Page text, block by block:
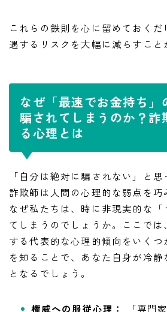
これらの鉄則を心に留めておく
遇するリスクを大幅に減らすこと
なぜ「最速でお金持ち」
騙されてしまうのか？詐
る心理とは
「自分は絶対に騙されない」と
詐欺師は人間の心理的な弱点を巧
なぜ私たちは、時に非現実的な
てしまうのでしょうか。ここでは
する代表的な心理的傾向をいく
を知ることで、あなた自身が冷
となるでしょう。
権威への服従心理：
「専門